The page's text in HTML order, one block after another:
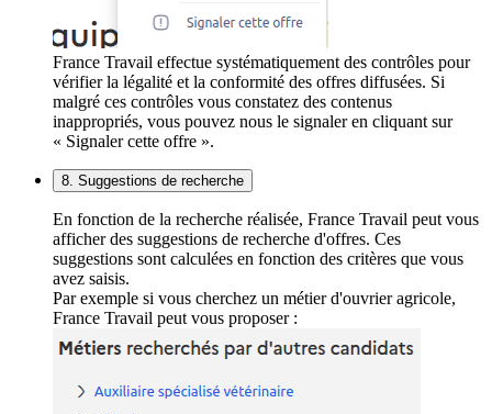
France Travail effectue systématiquement des contrôles pour
vérifier la légalité et la conformité des offres diffusées. Si
malgré ces contrôles vous constatez des contenus
inappropriés, vous pouvez nous le signaler en cliquant sur
« Signaler cette offre ».
8. Suggestions de recherche
En fonction de la recherche réalisée, France Travail peut vous
afficher des suggestions de recherche d'offres. Ces
suggestions sont calculées en fonction des critères que vous
avez saisis.
Par exemple si vous cherchez un métier d'ouvrier agricole,
France Travail peut vous proposer :